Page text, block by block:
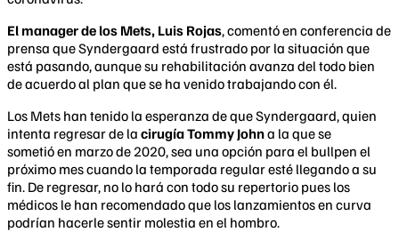
El manager de los Mets, Luis Rojas, comentó en conferencia de
prensa que Syndergaard está frustrado por la situación que
está pasando, aunque su rehabilitación avanza del todo bien
de acuerdo al plan que se ha venido trabajando con él.
Los Mets han tenido la esperanza de que Syndergaard, quien
intenta regresar de la cirugía Tommy Johna la que se
sometió en marzo de 2020, sea una opción para el bullpen el
próximo mes cuando la temporada regular esté llegando a su
fin. De regresar, no lo hará con todo su repertorio pues los
médicos le han recomendado que los lanzamientos en curva
podrían hacerle sentir molestia en el hombro.